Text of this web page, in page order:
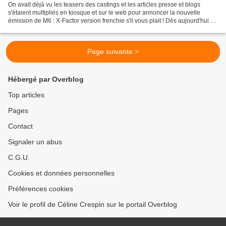
On avait déjà vu les teasers des castings et les articles presse et blogs
s'étaient multipliés en kiosque et sur le web pour annoncer la nouvelle
émission de M6 : X-Factor version frenchie s'il vous plait ! Dès aujourd'hui et
Page suivante >
Hébergé par Overblog
Top articles
Pages
Contact
Signaler un abus
C.G.U.
Cookies et données personnelles
Préférences cookies
Voir le profil de Céline Crespin sur le portail Overblog